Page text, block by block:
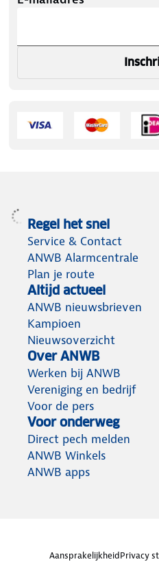
Regel het snel
Service & Contact
ANWB Alarmcentrale
Plan je route
Altijd actueel
ANWB nieuwsbrieven
Kampioen
Nieuwsoverzicht
Over ANWB
Werken bij ANWB
Vereniging en bedrijf
Voor de pers
Voor onderweg
Direct pech melden
ANWB Winkels
ANWB apps
AansprakelijkheidPrivacy